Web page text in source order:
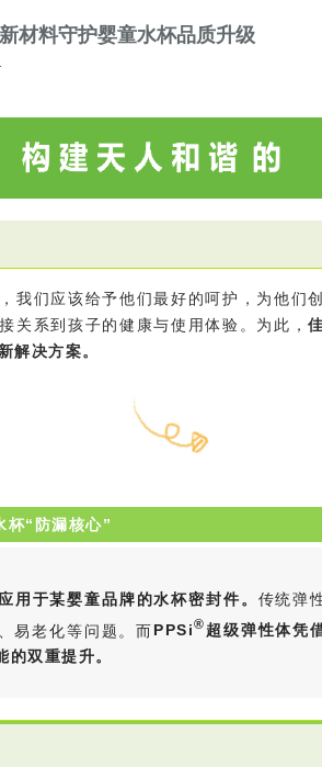
材料守护婴童水杯品质升级
我们应该给予他们最好的呵护，为他们
关系到孩子的健康与使用体验。为此，
解决方案。
杯“防漏核心”
用于某婴童品牌的水杯密封件。 传统弹
易老化等问题。而PPSi® 超级弹性体凭
双重提升。